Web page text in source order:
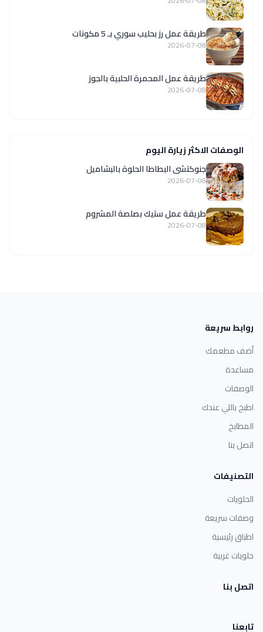
طريقة عمل رز بحليب سوري بـ 5 مكونات
2026-07-08
طريقة عمل المحمرة الحلبية بالجوز
2026-07-08
الوصفات الاكثر زيارة اليوم
جنوكتشى البطاطا الحلوة بالبشاميل
2026-07-08
طريقة عمل ستيك بصلصة المشروم
2026-07-08
روابط سريعة
أضف مطعمك
مساعدة
الوصفات
اطبخ باللي عندك
المطابخ
اتصل بنا
التصنيفات
الحلويات
وصفات سريعة
اطباق رئيسية
حلويات غربية
اتصل بنا
تابعنا